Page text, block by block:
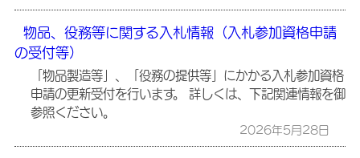
物品、役務等に関する入札情報（入札参加資格申請
の受付等）
「物品製造等」、「役務の提供等」にかかる入札参加資格
申請の更新受付を行います。 詳しくは、下記関連情報を御
参照ください。
2026年5月28日